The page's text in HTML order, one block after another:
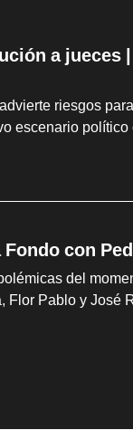
a jueces
riesgos
escenario
con
del
Pablo y José